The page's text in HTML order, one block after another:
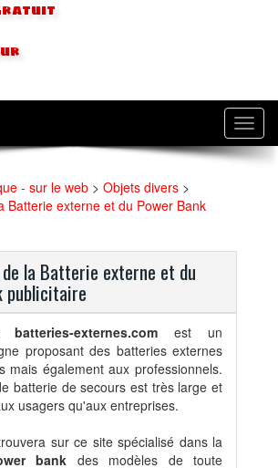
- sur le web > Objets divers >
Batterie externe et du Power Bank
la Batterie externe et du
publicitaire
batteries-externes.comest un
proposant des batteries externes
mais également aux professionnels.
batterie de secours est très large et
usagers qu'aux entreprises.
sur ce site spécialisé dans la
bank des modèles de toute